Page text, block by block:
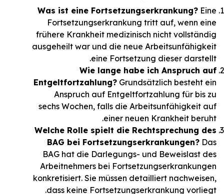
Was ist eine Fortsetzungserkrankung? Eine
Fortsetzungserkrankung tritt auf, wenn eine
frühere Krankheit medizinisch nicht vollständig
ausgeheilt war und die neue Arbeitsunfähigkeit
eine Fortsetzung dieser darstellt.
Wie lange habe ich Anspruch auf
Entgeltfortzahlung? Grundsätzlich besteht ein
Anspruch auf Entgeltfortzahlung für bis zu
sechs Wochen, falls die Arbeitsunfähigkeit auf
einer neuen Krankheit beruht.
Welche Rolle spielt die Rechtsprechung des
BAG bei Fortsetzungserkrankungen? Das
BAG hat die Darlegungs- und Beweislast des
Arbeitnehmers bei Fortsetzungserkrankungen
konkretisiert. Sie müssen detailliert nachweisen,
dass keine Fortsetzungserkrankung vorliegt.